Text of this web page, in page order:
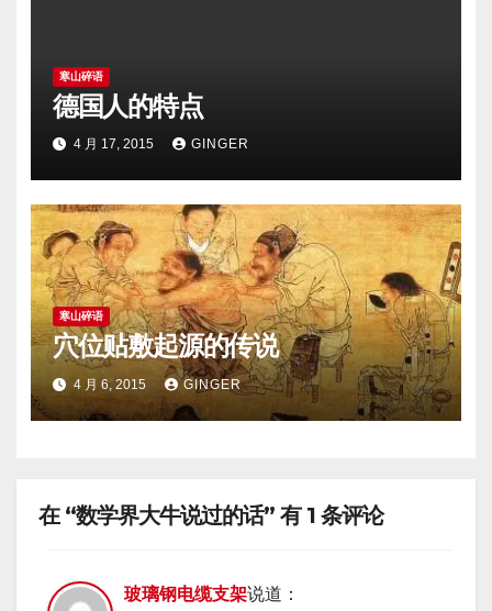
寒山碎语
德国人的特点
4 月 17, 2015 GINGER
寒山碎语
穴位贴敷起源的传说
4 月 6, 2015 GINGER
在 “数学界大牛说过的话” 有 1 条评论
玻璃钢电缆支架说道：